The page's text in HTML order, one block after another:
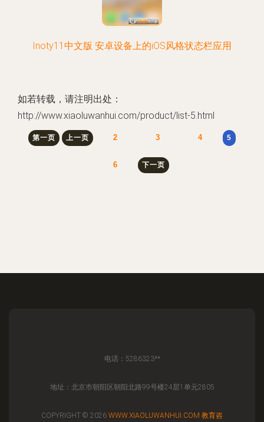
Inoty11中文版 安卓设备上的iOS风格状态栏应用
如若转载，请注明出处：
http://www.xiaoluwanhui.com/product/list-5.html
第一页 上一页 2 3 4 5
6 下一页
电话：5286323**
地址：北京市朝阳区朝阳北路99号楼24层1单元2805
COPYRIGHT © 2026 WWW.XIAOLUWANHUI.COM 教育咨